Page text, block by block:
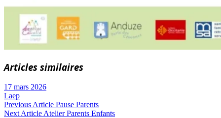
Articles similaires
17 mars 2026
Laep
Navigation
Previous ArticlePrevious
Post:
Pause Parents
Next ArticleNext
Atelier Parents Enfants